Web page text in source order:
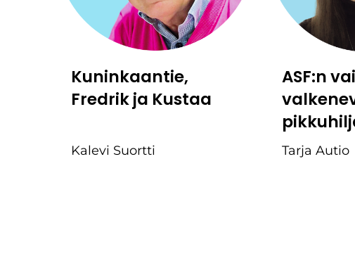
Kuninkaantie,
Fredrik ja Kustaa
Kalevi Suortti
ASF:n
Tarja Autio